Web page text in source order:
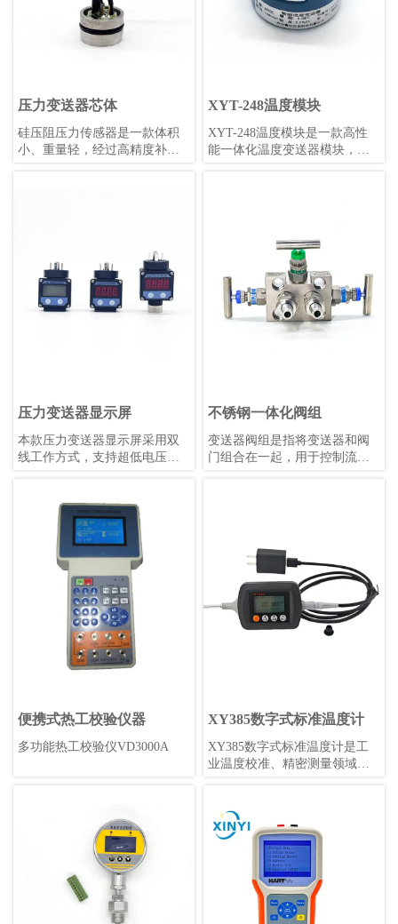
定性。可使用计算机或者手机
进行组态设置，方便快捷。
压力变送器芯体
硅压阻压力传感器是一款体积
小、重量轻，经过高精度补偿
XYT-248温度模块
XYT-248温度模块是一款高性
能一体化温度变送器模块，支
DC1000V，采用4-20mA叠加
HART协议数字通信，支持远程
管理，冷端补偿精度高，数据
刷新快，稳定性强，适用
于-40℃~+85℃的工作环境。模
块外形小巧，安装便捷，抗机
压力变送器显示屏
本款压力变送器显示屏采用双
线工作方式，支持超低电压运
性显示值校正。其性能优于同
类产品，温漂更低，适合
在-40℃~85℃的工业环境中使
用。具有标准赫斯曼形状，高
精度0.1%，采样率可调，是工
业应用的理想选择。
不锈钢一体化阀组
变送器阀组是指将变送器和阀
门组合在一起，用于控制流体
号。阀门则用于控制流体的流
量和压力等参数。变送器阀组
通常应用于工业自动化领域，
例如石化、电力、制药等行
便携式热工校验仪器
多功能热工校验仪VD3000A
XY385数字式标准温度计
XY385数字式标准温度计是工
业温度校准、精密测量领域的
池供电(无需更换电池)续航持
久，携带方便，读数直观，坚
固耐用。不仅可以在实验室作
为温度标准，更可以在工业现
场提供可靠、准确、高精度的
温度测量。